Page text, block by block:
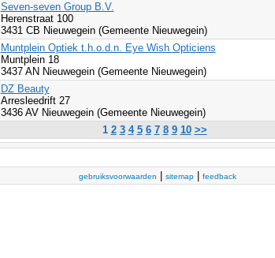
Seven-seven Group B.V.
Herenstraat 100
3431 CB Nieuwegein (Gemeente Nieuwegein)
Muntplein Optiek t.h.o.d.n. Eye Wish Opticiens
Muntplein 18
3437 AN Nieuwegein (Gemeente Nieuwegein)
DZ Beauty
Arresleedrift 27
3436 AV Nieuwegein (Gemeente Nieuwegein)
1 2 3 4 5 6 7 8 9 10 >>
gebruiksvoorwaarden sitemap feedback